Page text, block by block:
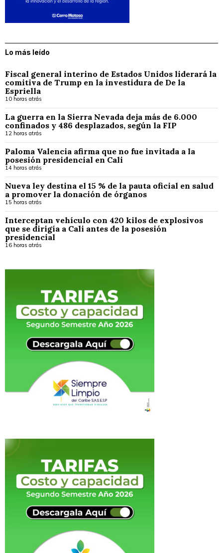
Lo más leído
Fiscal general interino de Estados Unidos liderará la
comitiva de Trump en la investidura de De la
Espriella
10 horas atrás
La guerra en la Sierra Nevada deja más de 6.000
confinados y 486 desplazados, según la FIP
12 horas atrás
Paloma Valencia afirma que no fue invitada a la
posesión presidencial en Cali
14 horas atrás
Nueva ley destina el 15 % de la pauta oficial en salud
a promover la donación de órganos
15 horas atrás
Interceptan vehículo con 420 kilos de explosivos
que se dirigía a Cali antes de la posesión
presidencial
16 horas atrás